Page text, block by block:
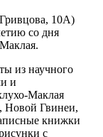
10А)
со дня
из научного
и
Маклая
Новой Гвинеи,
книжки
с